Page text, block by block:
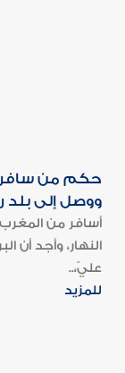
حكم من سافر
ووصل إلى بلد
أسافر من
النهار، وأجد أن
عليّ،..
للمزيد